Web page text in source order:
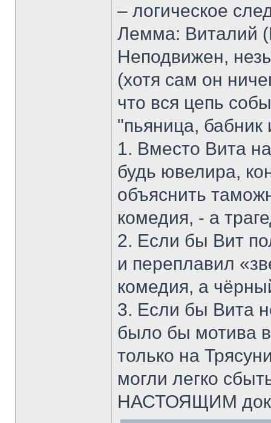
– логическое
Лемма: Виталий
Неподвижен,
(хотя сам он
что вся цепь
"пьяница, бабник
1. Вместо Вита
будь ювелира,
объяснить
комедия, - а
2. Если бы Вит
и переплавил
комедия, а
3. Если бы Вита
было бы мотива
только на
могли легко
НАСТОЯЩИМ